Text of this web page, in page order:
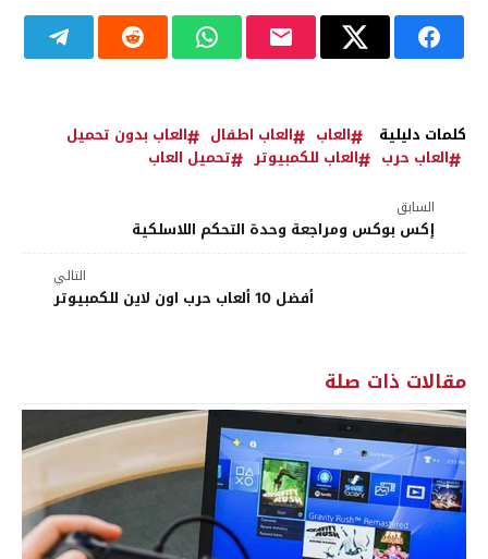
كلمات دليلية العاب العاب اطفال
العاب بدون تحميل
العاب حرب
العاب للكمبيوتر تحميل العاب
السابق
إكس بوكس ومراجعة وحدة التحكم اللاسلكية
التالي
أفضل 10 ألعاب حرب اون لاين للكمبيوتر
مقالات ذات صلة